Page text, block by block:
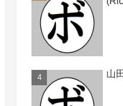
山